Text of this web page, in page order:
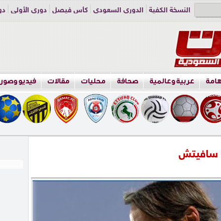
النسخة الكفية الدوري السعودي كأس فيصل دوري الأولى
عربية وعالمية صحافة محليات مقالات فيديو
سافيتش